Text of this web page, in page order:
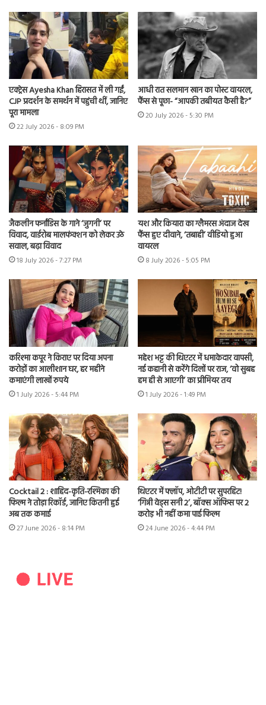
एक्ट्रेस Ayesha Khan हिरासत में ली गईं,
CJP प्रदर्शन के समर्थन में पहुंची थीं, जानिए
पूरा मामला
22 July 2026 - 8:09 PM
आधी रात सलमान खान का पोस्ट वायरल,
फैंस से पूछा- “आपकी तबीयत कैसी है?”
20 July 2026 - 5:30 PM
जैकलीन फर्नांडिस के गाने ‘जुगनी’ पर
विवाद, वार्डरोब मालफंक्शन को लेकर उठे
सवाल, बढ़ा विवाद
18 July 2026 - 7:27 PM
यश और कियारा का ग्लैमरस अंदाज देख
फैंस हुए दीवाने, ‘तबाही’ वीडियो हुआ
वायरल
8 July 2026 - 5:05 PM
करिश्मा कपूर ने किराए पर दिया अपना
करोड़ों का आलीशान घर, हर महीने
कमाएंगी लाखों रुपये
1 July 2026 - 5:44 PM
महेश भट्ट की थिएटर में धमाकेदार वापसी,
नई कहानी से करेंगे दिलों पर राज, ‘वो सुबह
हम ही से आएगी’ का प्रीमियर तय
1 July 2026 - 1:49 PM
Cocktail 2 : शाहिद-कृति-रश्मिका की
फिल्म ने तोड़ा रिकॉर्ड, जानिए कितनी हुई
अब तक कमाई
27 June 2026 - 8:14 PM
थिएटर में फ्लॉप, ओटीटी पर सुपरहिट!
‘गिन्नी वेड्स सनी 2’, बॉक्स ऑफिस पर 2
करोड़ भी नहीं कमा पाई फिल्म
24 June 2026 - 4:44 PM